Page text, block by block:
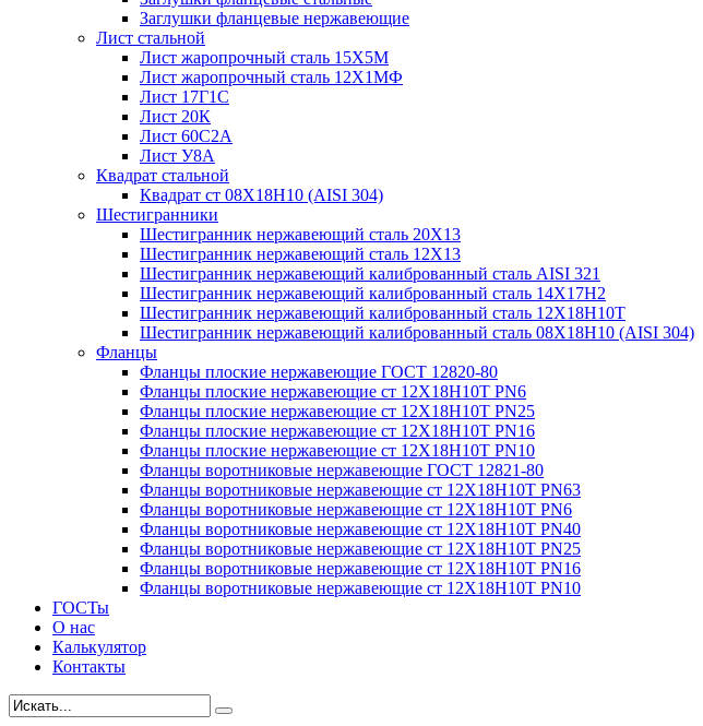
Заглушки фланцевые нержавеющие
Лист стальной
Лист жаропрочный сталь 15Х5М
Лист жаропрочный сталь 12Х1МФ
Лист 17Г1С
Лист 20К
Лист 60С2А
Лист У8А
Квадрат стальной
Квадрат ст 08Х18Н10 (AISI 304)
Шестигранники
Шестигранник нержавеющий сталь 20Х13
Шестигранник нержавеющий сталь 12Х13
Шестигранник нержавеющий калиброванный сталь AISI 321
Шестигранник нержавеющий калиброванный сталь 14Х17Н2
Шестигранник нержавеющий калиброванный сталь 12Х18Н10Т
Шестигранник нержавеющий калиброванный сталь 08Х18Н10 (AISI 304)
Фланцы
Фланцы плоские нержавеющие ГОСТ 12820-80
Фланцы плоские нержавеющие ст 12Х18Н10Т PN6
Фланцы плоские нержавеющие ст 12Х18Н10Т PN25
Фланцы плоские нержавеющие ст 12Х18Н10Т PN16
Фланцы плоские нержавеющие ст 12Х18Н10Т PN10
Фланцы воротниковые нержавеющие ГОСТ 12821-80
Фланцы воротниковые нержавеющие ст 12Х18Н10Т PN63
Фланцы воротниковые нержавеющие ст 12Х18Н10Т PN6
Фланцы воротниковые нержавеющие ст 12Х18Н10Т PN40
Фланцы воротниковые нержавеющие ст 12Х18Н10Т PN25
Фланцы воротниковые нержавеющие ст 12Х18Н10Т PN16
Фланцы воротниковые нержавеющие ст 12Х18Н10Т PN10
ГОСТы
О нас
Калькулятор
Контакты